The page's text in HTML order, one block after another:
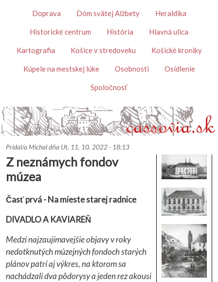
TémyDoprava Dóm svätej Alžbety Heraldika
Historické centrum História Hlavná ulica
Kartografia Košice v stredoveku Košické kroniky
Kúpele na mestskej lúke Osobnosti Osídlenie
Spoločnosť
Pridal/a Michaldňa Ut, 11. 10. 2022 - 18:13
Z neznámych fondov
múzea
Časť prvá - Na mieste starej radnice
DIVADLO A KAVIAREŇ
Medzi najzaujímavejšie objavy v roky
nedotknutých múzejných fondoch starých
plánov patrí aj výkres, na ktorom sa
nachádzali dva pôdorysy a jeden rez akousi